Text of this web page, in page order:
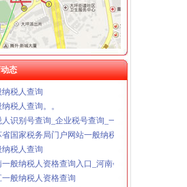
态
纳税人信息查询
纳税人查询
询公司是不是一般纳税人_百度经验
纳税人查询
纳税人查询
纳税人查询
税人查询。。
识别号查询_企业税号查询_一般纳税人查询
国家税务局门户网站一般纳税人查询
纳税人查询
般纳税人资格查询入口_河南会计网
一般纳税人资格查询
一般纳税人资格查询